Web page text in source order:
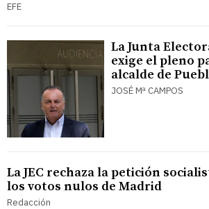
EFE
La Junta
exige el pleno
alcalde de
JOSÉ Mª CAMPOS
La JEC rechaza la petición
los votos nulos de Madrid
Redacción